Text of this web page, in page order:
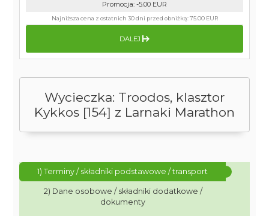
Wycieczka: Troodos, klasztor
Kykkos [154] z Larnaki Marathon
1) Terminy / składniki podstawowe / transport
2) Dane osobowe / składniki dodatkowe /
dokumenty
Promocja: -5.00 EUR
Najniższa cena z ostatnich 30 dni przed obniżką:75.00 EUR
DALEJ